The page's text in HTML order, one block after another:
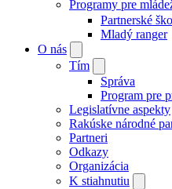
Programy pre
Partnerské
Mladý ranger
O nás
Tím
Správa
Program pre
Legislatívne aspekty
Rakúske národné
Partneri
Odkazy
Organizácia
K stiahnutiu